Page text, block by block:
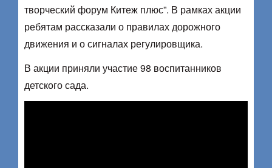
творческий форум Китеж плюс”. В рамках акции
ребятам рассказали о правилах дорожного
движения и о сигналах регулировщика.
В акции приняли участие 98 воспитанников
детского сада.